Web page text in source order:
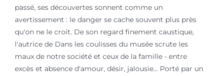
passé, ses découvertes sonnent comme un
avertissement : le danger se cache souvent plus près
qu'on ne le croit. De son regard finement caustique,
l'autrice de Dans les coulisses du musée scrute les
maux de notre société et ceux de la famille - entre
excès et absence d'amour, désir, jalousie... Porté par un